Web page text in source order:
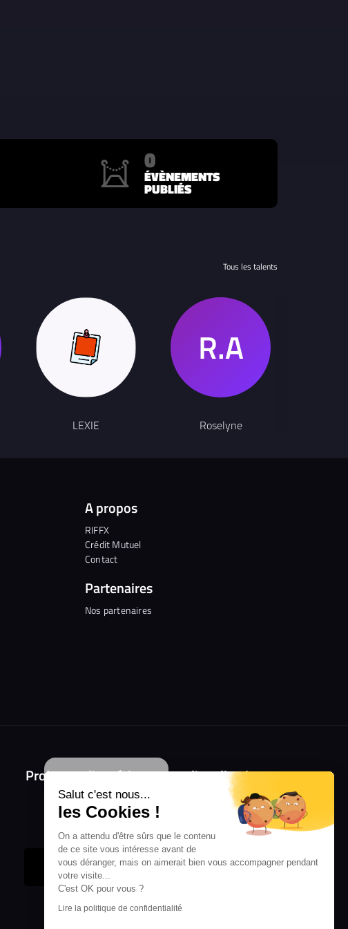
Salut c'est nous...
les Cookies !
On a attendu d'être sûrs que le contenu
de ce site vous intéresse avant de
vous déranger, mais on aimerait bien vous accompagner pendant
votre visite...
C'est OK pour vous ?
Lire la politique de confidentialité
0
ÉVÈNEMENTS
PUBLIÉS
Tous les talents
LEXIE Roselyne
A propos
RIFFX
Crédit Mutuel
Contact
Partenaires
Nos partenaires
Prolongez l'expérience avec l'application
RIFFX !
Disponible sur l'App Store et Google Play